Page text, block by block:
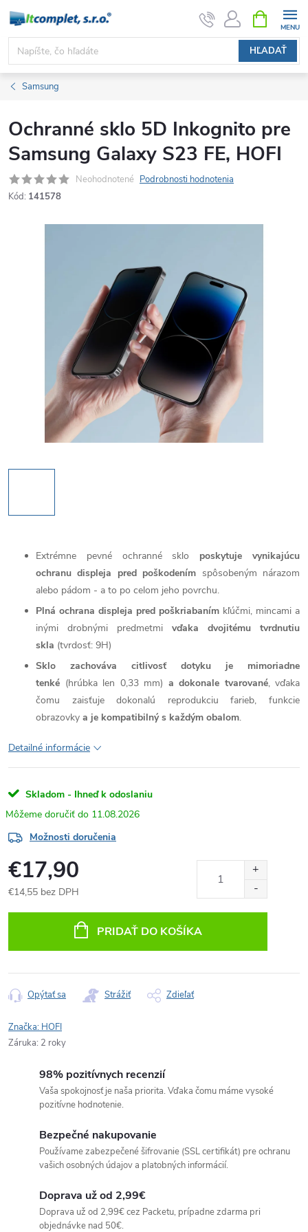
Prejsť
obsah
HĽADAŤ
KOŠÍK
Samsung
Ochranné sklo 5D Inkognito pre
Samsung Galaxy S23 FE, HOFI
Neohodnotené Podrobnosti hodnotenia
Kód: 141578
Extrémne pevné ochranné sklo poskytuje vynikajúcu
ochranu displeja pred poškodením spôsobeným nárazom
alebo pádom - a to po celom jeho povrchu.
Plná ochrana displeja pred poškriabaním kľúčmi, mincami a
inými drobnými predmetmi
vďaka dvojitému tvrdnutiu
skla (tvrdosť: 9H)
Sklo zachováva citlivosť dotyku je mimoriadne
tenké (hrúbka len 0,33 mm) a dokonale tvarované, vďaka
čomu zaisťuje dokonalú reprodukciu farieb, funkcie
obrazovky a je kompatibilný s každým obalom.
Detailné informácie
Skladom - Ihneď k odoslaniu
11.08.2026
Možnosti doručenia
€17,90
€14,55 bez DPH
PRIDAŤ DO KOŠÍKA
Opýtať sa Strážiť Zdieľať
Značka: HOFI
Záruka: 2 roky
98% pozitívnych recenzií
Vaša spokojnosť je naša priorita. Vďaka čomu máme vysoké
pozitívne hodnotenie.
Bezpečné nakupovanie
Používame zabezpečené šifrovanie (SSL certifikát) pre ochranu
vašich osobných údajov a platobných informácií.
Doprava už od 2,99€
Doprava už od 2,99€ cez Packetu, prípadne zdarma pri
objednávke nad 50€.